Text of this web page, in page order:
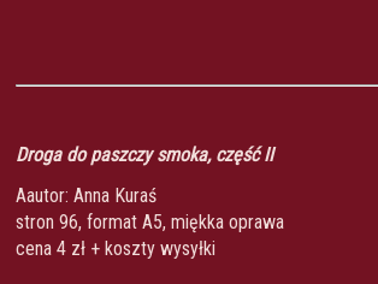
Droga do paszczy smoka, część II
Aautor: Anna Kuraś
stron 96, format A5, miękka oprawa
cena 4 zł + koszty wysyłki